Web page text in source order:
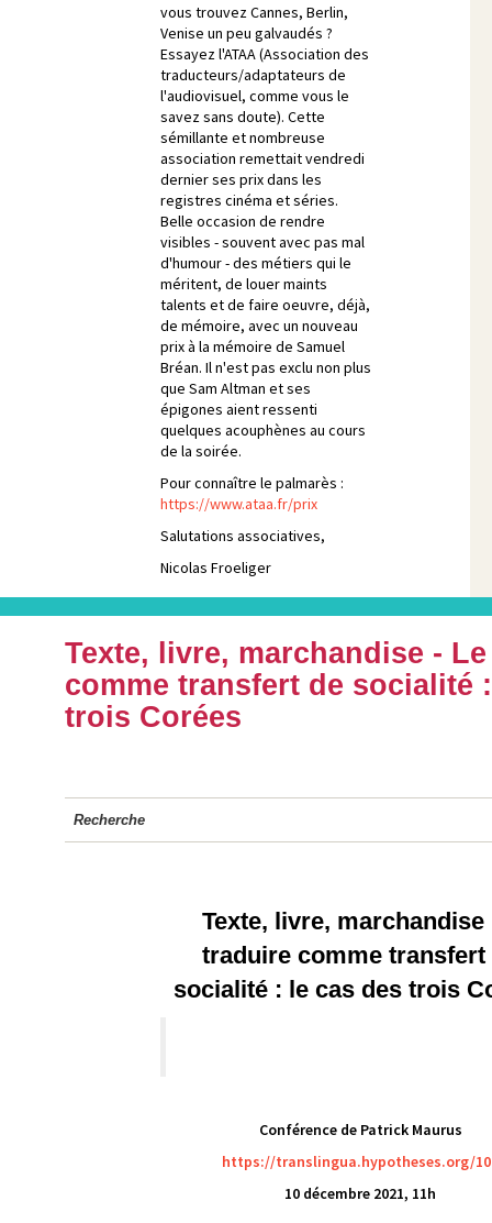
vous trouvez Cannes, Berlin,
Venise un peu galvaudés ?
Essayez l'ATAA (Association des
traducteurs/adaptateurs de
l'audiovisuel, comme vous le
savez sans doute). Cette
sémillante et nombreuse
association remettait vendredi
dernier ses prix dans les
registres cinéma et séries.
Belle occasion de rendre
visibles - souvent avec pas mal
d'humour - des métiers qui le
méritent, de louer maints
talents et de faire oeuvre, déjà,
de mémoire, avec un nouveau
prix à la mémoire de Samuel
Bréan. Il n'est pas exclu non plus
que Sam Altman et ses
épigones aient ressenti
quelques acouphènes au cours
de la soirée.
Pour connaître le palmarès :
https://www.ataa.fr/prix
Salutations associatives,
Nicolas Froeliger
Texte, livre, marchandise -
comme transfert de socialité
trois Corées
Recherche
Texte, livre, marchandise
traduire comme transfert
socialité : le cas des trois
Conférence de Patrick Maurus
https://translingua.hypotheses.org/
10 décembre 2021, 11h